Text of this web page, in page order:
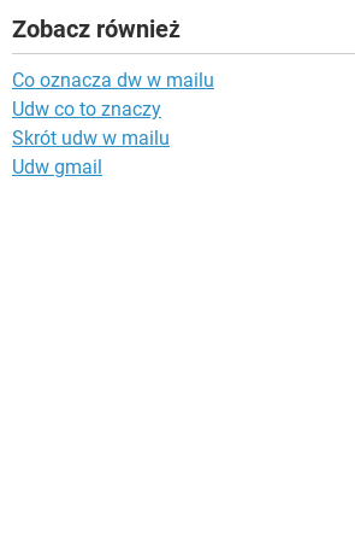
Zobacz również
Co oznacza dw w mailu
Udw co to znaczy
Skrót udw w mailu
Udw gmail